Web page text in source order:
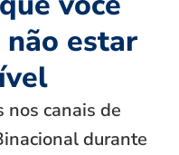
estar
nos canais de
durante